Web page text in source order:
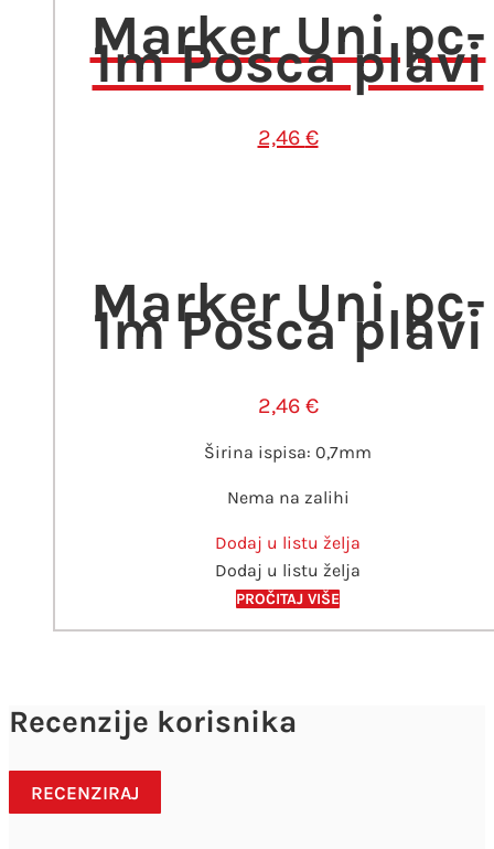
Marker Uni pc-
1m Posca plavi
2,46 €
Marker Uni pc-
1m Posca plavi
2,46 €
Širina ispisa: 0,7mm
Nema na zalihi
Dodaj u listu želja
Dodaj u listu želja
PROČITAJ VIŠE
Recenzije korisnika
RECENZIRAJ